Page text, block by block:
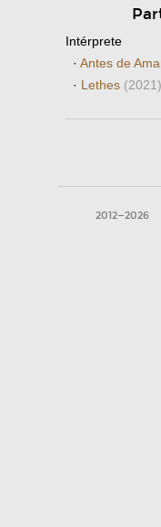
Intérprete
· Antes de
· Lethes (2021)
2012—2026